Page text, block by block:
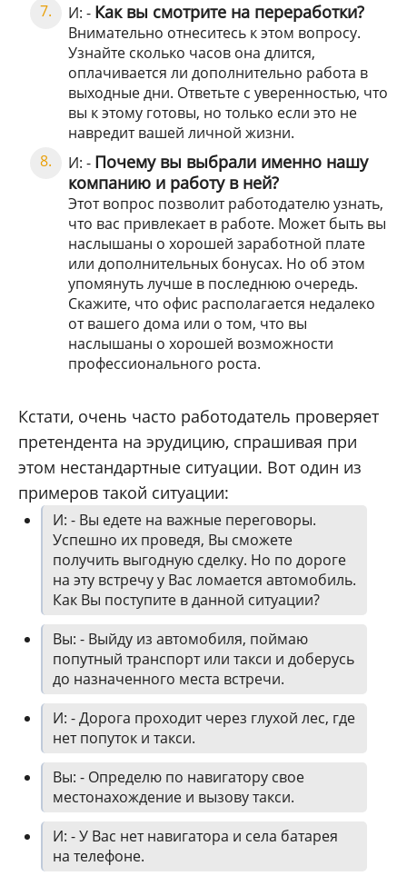
И: - Как вы смотрите на переработки?
Внимательно отнеситесь к этом вопросу.
Узнайте сколько часов она длится,
оплачивается ли дополнительно работа в
выходные дни. Ответьте с уверенностью, что
вы к этому готовы, но только если это не
навредит вашей личной жизни.
И: - Почему вы выбрали именно нашу
компанию и работу в ней?
Этот вопрос позволит работодателю узнать,
что вас привлекает в работе. Может быть вы
наслышаны о хорошей заработной плате
или дополнительных бонусах. Но об этом
упомянуть лучше в последнюю очередь.
Скажите, что офис располагается недалеко
от вашего дома или о том, что вы
наслышаны о хорошей возможности
профессионального роста.
Кстати, очень часто работодатель проверяет
претендента на эрудицию, спрашивая при
этом нестандартные ситуации. Вот один из
примеров такой ситуации:
И: - Вы едете на важные переговоры.
Успешно их проведя, Вы сможете
получить выгодную сделку. Но по дороге
на эту встречу у Вас ломается автомобиль.
Как Вы поступите в данной ситуации?
Вы: - Выйду из автомобиля, поймаю
попутный транспорт или такси и доберусь
до назначенного места встречи.
И: - Дорога проходит через глухой лес, где
нет попуток и такси.
Вы: - Определю по навигатору свое
местонахождение и вызову такси.
И: - У Вас нет навигатора и села батарея
на телефоне.